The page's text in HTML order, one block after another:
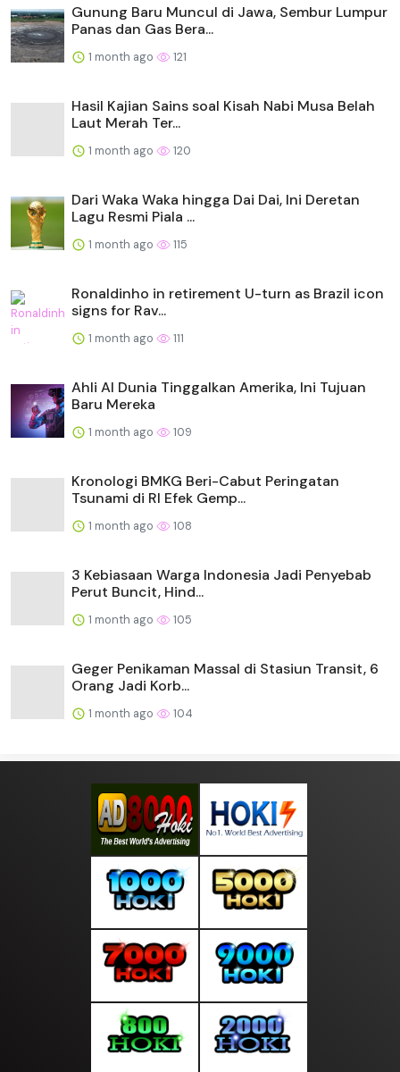
Gunung Baru Muncul di Jawa, Sembur Lumpur
Panas dan Gas Bera...
1 month ago 121
Hasil Kajian Sains soal Kisah Nabi Musa Belah
Laut Merah Ter...
1 month ago 120
Dari Waka Waka hingga Dai Dai, Ini Deretan
Lagu Resmi Piala ...
1 month ago 115
Ronaldinho in retirement U-turn as Brazil icon
signs for Rav...
1 month ago 111
Ahli AI Dunia Tinggalkan Amerika, Ini Tujuan
Baru Mereka
1 month ago 109
Kronologi BMKG Beri-Cabut Peringatan
Tsunami di RI Efek Gemp...
1 month ago 108
3 Kebiasaan Warga Indonesia Jadi Penyebab
Perut Buncit, Hind...
1 month ago 105
Geger Penikaman Massal di Stasiun Transit, 6
Orang Jadi Korb...
1 month ago 104